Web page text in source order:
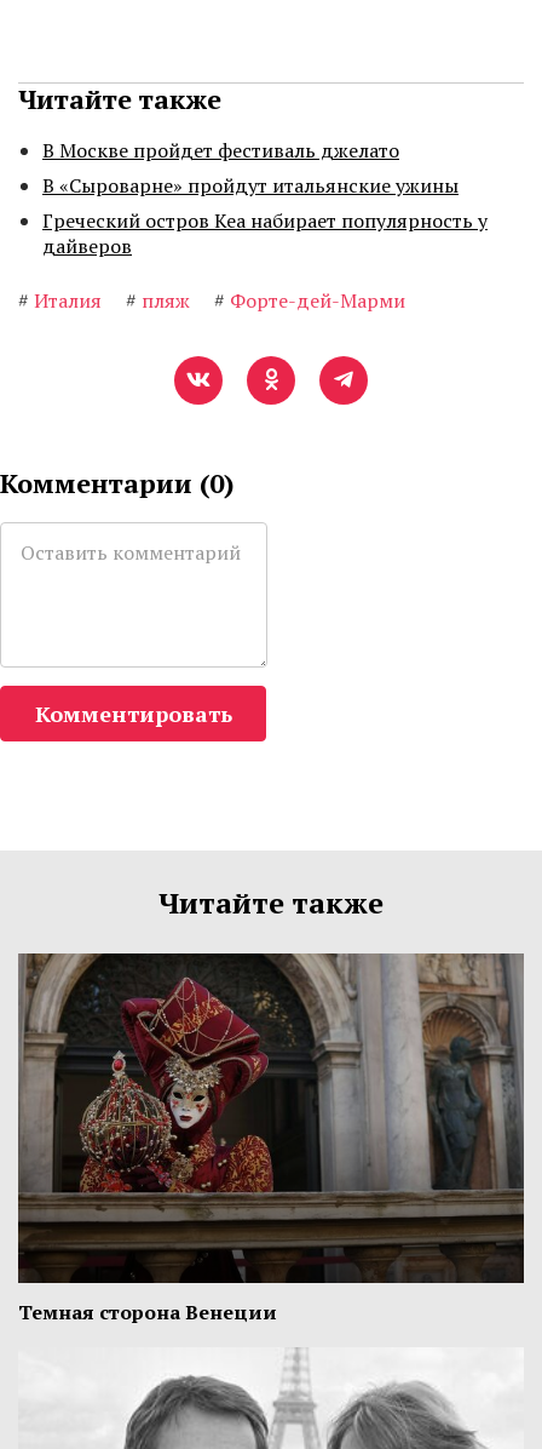
Читайте также
В Москве пройдет фестиваль джелато
В «Сыроварне» пройдут итальянские ужины
Греческий остров Кеа набирает популярность у
дайверов
# Италия # пляж # Форте-дей-Марми
Комментарии (0)
Комментировать
Читайте также
Темная сторона Венеции